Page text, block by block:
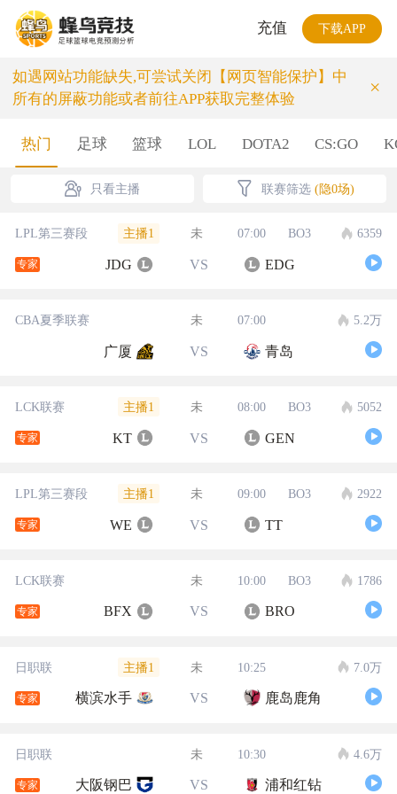
充值 下载APP
如遇网站功能缺失,可尝试关闭【网页智能保护】中
所有的屏蔽功能或者前往APP获取完整体验
×
热门 足球 篮球 LOL DOTA2 CS:GO
只看主播 联赛筛选 (隐0场)
LPL第三赛段 主播1 未 07:00 BO3 6359
专家 JDG VS EDG
CBA夏季联赛 未 07:00 5.2万
广厦 VS 青岛
LCK联赛 主播1 未 08:00 BO3 5052
专家 KT VS GEN
LPL第三赛段 主播1 未 09:00 BO3 2922
专家 WE VS TT
LCK联赛 未 10:00 BO3 1786
专家 BFX VS BRO
日职联 主播1 未 10:25 7.0万
专家 横滨水手 VS 鹿岛鹿角
日职联 未 10:30 4.6万
专家 大阪钢巴 VS 浦和红钻